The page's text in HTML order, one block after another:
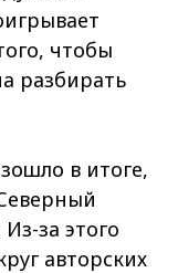
чтобы
разбирать
в итоге,
за этого
авторских